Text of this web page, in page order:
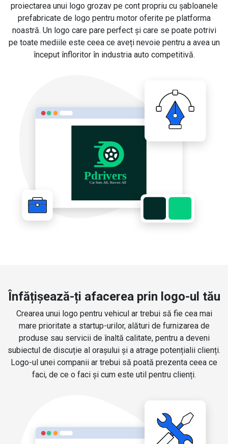
proiectarea unui logo grozav pe cont propriu cu șabloanele
prefabricate de logo pentru motor oferite pe platforma
noastră. Un logo care pare perfect și care se poate potrivi
pe toate mediile este ceea ce aveți nevoie pentru a avea un
început înfloritor în industria auto competitivă.
Înfățișează-ți afacerea prin logo-ul tău
Crearea unui logo pentru vehicul ar trebui să fie cea mai
mare prioritate a startup-urilor, alături de furnizarea de
produse sau servicii de înaltă calitate, pentru a deveni
subiectul de discuție al orașului și a atrage potențialii clienți.
Logo-ul unei companii ar trebui să poată prezenta ceea ce
faci, de ce o faci și cum este util pentru clienți.